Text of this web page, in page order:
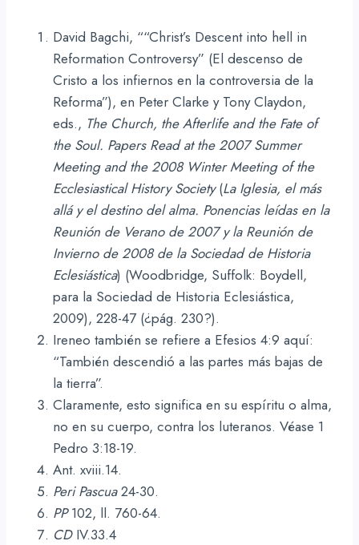
David Bagchi, ““Christ’s Descent into hell in
Reformation Controversy” (El descenso de
Cristo a los infiernos en la controversia de la
Reforma”), en Peter Clarke y Tony Claydon,
eds., The Church, the Afterlife and the Fate of
the Soul. Papers Read at the 2007 Summer
Meeting and the 2008 Winter Meeting of the
Ecclesiastical History Society(La Iglesia, el más
allá y el destino del alma. Ponencias leídas en la
Reunión de Verano de 2007 y la Reunión de
Invierno de 2008 de la Sociedad de Historia
Eclesiástica) (Woodbridge, Suffolk: Boydell,
para la Sociedad de Historia Eclesiástica,
2009), 228-47 (¿pág. 230?).
Ireneo también se refiere a Efesios 4:9 aquí:
“También descendió a las partes más bajas de
la tierra”.
Claramente, esto significa en su espíritu o alma,
no en su cuerpo, contra los luteranos. Véase 1
Pedro 3:18-19.
Ant. xviii.14.
Peri Pascua24-30.
PP102, ll. 760-64.
CDIV.33.4